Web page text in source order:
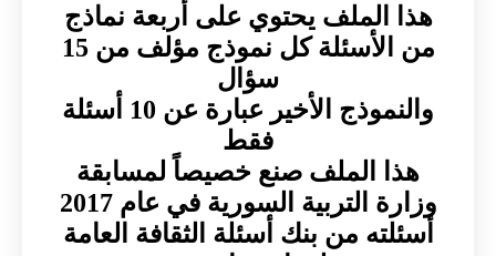
هذا الملف يحتوي على أربعة نماذج
من الأسئلة كل نموذج مؤلف من 15
سؤال
والنموذج الأخير عبارة عن 10 أسئلة
فقط
هذا الملف صنع خصيصاً لمسابقة
وزارة التربية السورية في عام 2017
أسئلته من بنك أسئلة الثقافة العامة